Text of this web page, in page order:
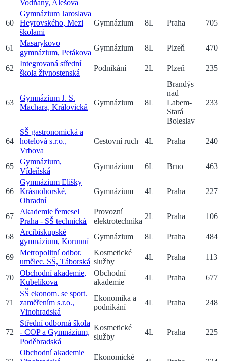
Vodňany, Alešova
60
Gymnázium Jaroslava
Heyrovského, Mezi
školami
Gymnázium 8L Praha 705
61
Masarykovo
gymnázium, Petákova
Gymnázium 8L Plzeň 470
62
Integrovaná střední
škola živnostenská
Podnikání 2L Plzeň 235
63
Gymnázium J. S.
Machara, Královická
Gymnázium 8L
Brandýs
nad
Labem-
Stará
Boleslav
233
64
SŠ gastronomická a
hotelová s.r.o.,
Vrbova
Cestovní ruch 4L Praha 240
65
Gymnázium,
Vídeňská
Gymnázium 6L Brno 463
66
Gymnázium Elišky
Krásnohorské,
Ohradní
Gymnázium 4L Praha 227
67
Akademie řemesel
Praha - SŠ technická
Provozní
elektrotechnika
2L Praha 106
68
Arcibiskupské
gymnázium, Korunní
Gymnázium 8L Praha 484
69
Metropolitní odbor.
umělec. SŠ, Táborská
Kosmetické
služby
4L Praha 113
70
Obchodní akademie,
Kubelíkova
Obchodní
akademie
4L Praha 677
71
SŠ ekonom. se sport.
zaměřením s.r.o.,
Vinohradská
Ekonomika a
podnikání
4L Praha 248
72
Střední odborná škola
- COP a Gymnázium,
Poděbradská
Kosmetické
služby
4L Praha 225
Obchodní akademie
Ekonomické